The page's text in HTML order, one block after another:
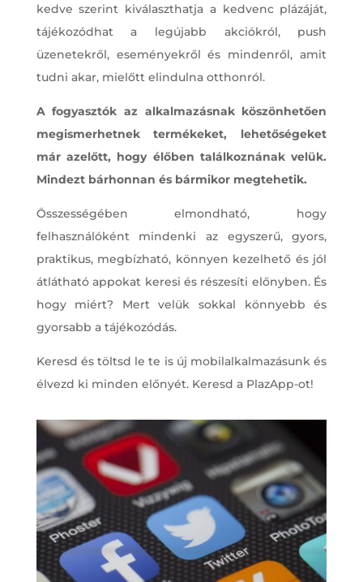
kedve szerint kiválaszthatja a kedvenc plázáját,
tájékozódhat a legújabb akciókról, push
üzenetekről, eseményekről és mindenről, amit
tudni akar, mielőtt elindulna otthonról.
A fogyasztók az alkalmazásnak köszönhetően
megismerhetnek termékeket, lehetőségeket
már azelőtt, hogy élőben találkoznának velük.
Mindezt bárhonnan és bármikor megtehetik.
Összességében elmondható, hogy
felhasználóként mindenki az egyszerű, gyors,
praktikus, megbízható, könnyen kezelhető és jól
átlátható appokat keresi és részesíti előnyben. És
hogy miért? Mert velük sokkal könnyebb és
gyorsabb a tájékozódás.
Keresd és töltsd le te is új mobilalkalmazásunk és
élvezd ki minden előnyét. Keresd a PlazApp-ot!